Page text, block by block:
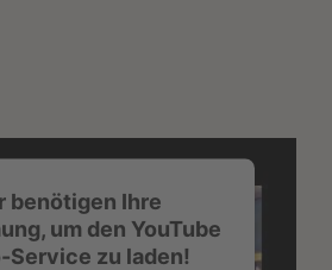
benötigen Ihre
um den YouTube
Service zu laden!